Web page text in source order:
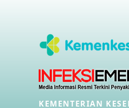
KEMENTERIAN